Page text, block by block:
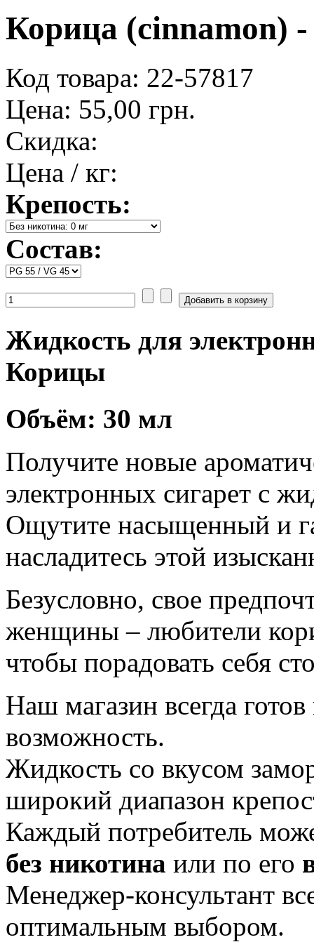
Корица (cinnamon)
Код товара: 22-57817
Цена: 55,00 грн.
Скидка:
Цена / кг:
Крепость:
Состав:
Жидкость для
Корицы
Объём: 30 мл
Получите новые
электронных сигарет с
Ощутите насыщенный и
насладитесь этой
Безусловно, свое
женщины – любители
чтобы порадовать себя
Наш магазин всегда
возможность.
Жидкость со вкусом
широкий диапазон
Каждый потребитель
без никотина или по его
Менеджер-консультант
оптимальным выбором.